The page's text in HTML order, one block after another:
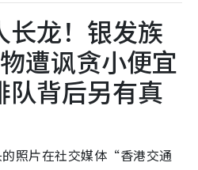
长龙！银发族
遭讽贪小便宜
队背后另有真
照片在社交媒体“香港交通